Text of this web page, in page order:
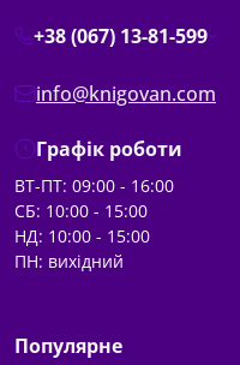
+38 (067) 13-81-599
info@knigovan.com
Графік роботи
ВТ-ПТ: 09:00 - 16:00
СБ: 10:00 - 15:00
НД: 10:00 - 15:00
ПН: вихідний
Популярне